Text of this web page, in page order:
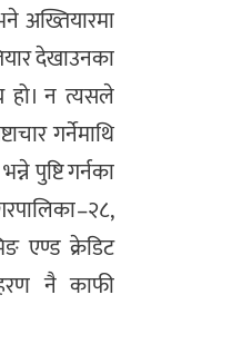
अख्तियारमा
देखाउनका
हो। न त्यसले
गर्नेमाथि
पुष्टि गर्नका
एण्ड क्रेडिट
नै काफी